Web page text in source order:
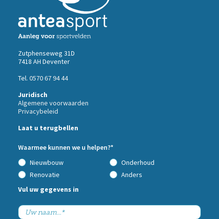
Zutphenseweg 31D
7418 AH Deventer
Tel. 0570 67 94 44
Juridisch
Algemene voorwaarden
Privacybeleid
Call
back
by
fax
Laat u terugbellen
Waarmee kunnen we u helpen?*
Nieuwbouw
Onderhoud
Renovatie
Anders
Vul uw gegevens in